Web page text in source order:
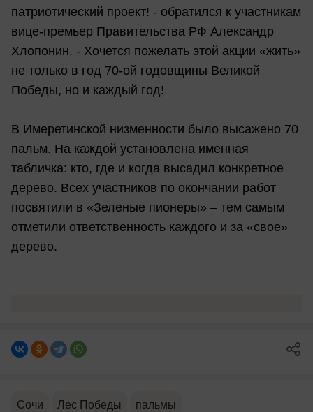
патриотический проект! - обратился к участникам
вице-премьер Правительства РФ Александр
Хлопонин. - Хочется пожелать этой акции «жить»
не только в год 70-ой годовщины Великой
Победы, но и каждый год!
В Имеретинской низменности было высажено 70
пальм. На каждой установлена именная
табличка: кто, где и когда высадил конкретное
дерево. Всех участников по окончании работ
посвятили в «Зеленые пионеры» – тем самым
отметили ответственность каждого и за «свое»
дерево.
Сочи Лес Победы пальмы